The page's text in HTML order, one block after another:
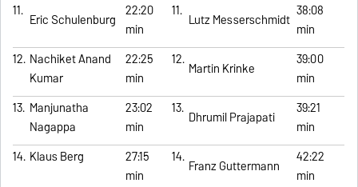
11. Eric Schulenburg 22:20
min
11. Lutz Messerschmidt 38:08
min
12. Nachiket Anand
Kumar
22:25
min
12. Martin Krinke
39:00
min
13. Manjunatha
Nagappa
23:02
min
13. Dhrumil Prajapati
39:21
min
14. Klaus Berg
27:15
min
14. Franz Guttermann
42:22
min